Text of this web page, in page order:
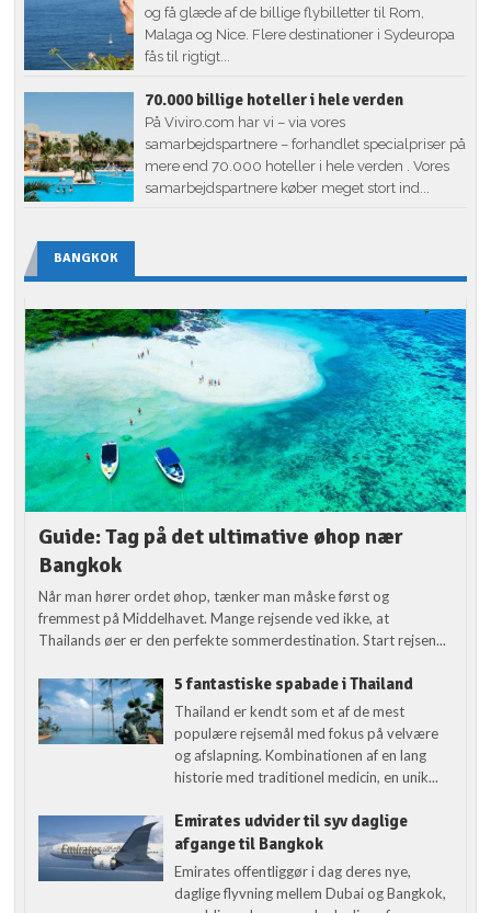
og få glæde af de billige flybilletter til Rom,
Malaga og Nice. Flere destinationer i Sydeuropa
fås til rigtigt...
70.000 billige hoteller i hele verden
På Viviro.com har vi – via vores
samarbejdspartnere – forhandlet specialpriser på
mere end 70.000 hoteller i hele verden . Vores
samarbejdspartnere køber meget stort ind...
BANGKOK
Guide: Tag på det ultimative øhop nær
Bangkok
Når man hører ordet øhop, tænker man måske først og
fremmest på Middelhavet. Mange rejsende ved ikke, at
Thailands øer er den perfekte sommerdestination. Start rejsen...
5 fantastiske spabade i Thailand
Thailand er kendt som et af de mest
populære rejsemål med fokus på velvære
og afslapning. Kombinationen af en lang
historie med traditionel medicin, en unik...
Emirates udvider til syv daglige
afgange til Bangkok
Emirates offentliggør i dag deres nye,
daglige flyvning mellem Dubai og Bangkok,